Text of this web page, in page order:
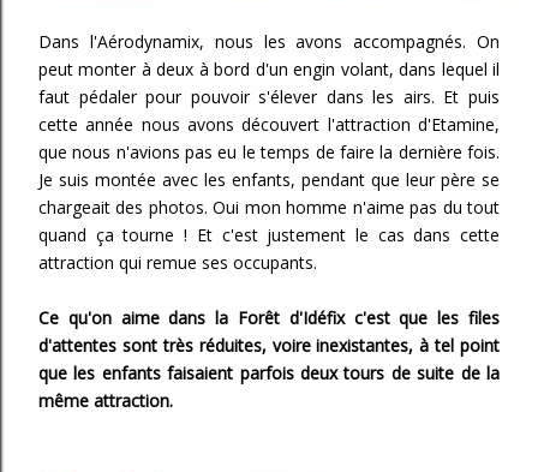
Dans l'Aérodynamix, nous les avons accompagnés. On
peut monter à deux à bord d'un engin volant, dans lequel il
faut pédaler pour pouvoir s'élever dans les airs. Et puis
cette année nous avons découvert l'attraction d'Etamine,
que nous n'avions pas eu le temps de faire la dernière fois.
Je suis montée avec les enfants, pendant que leur père se
chargeait des photos. Oui mon homme n'aime pas du tout
quand ça tourne ! Et c'est justement le cas dans cette
attraction qui remue ses occupants.
Ce qu'on aime dans la Forêt d'Idéfix c'est que les files
d'attentes sont très réduites, voire inexistantes, à tel point
que les enfants faisaient parfois deux tours de suite de la
même attraction.